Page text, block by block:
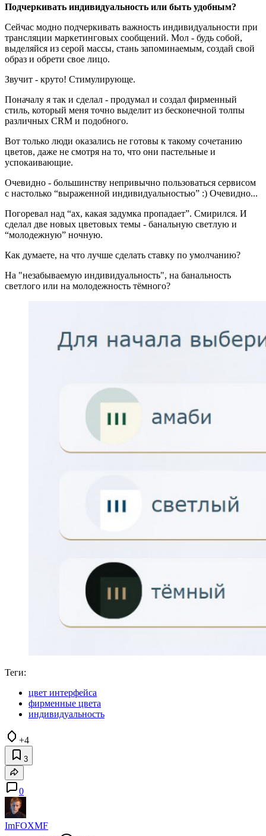
Подчеркивать индивидуальность или быть удобным?
Сейчас модно подчеркивать важность индивидуальности при
трансляции маркетинговых сообщений. Мол - будь собой,
выделяйся из серой массы, стань запоминаемым, создай свой
образ и обрети свое лицо.
Звучит - круто! Стимулирующе.
Поначалу я так и сделал - продумал и создал фирменный
стиль, который меня точно выделит из бесконечной толпы
различных CRM и подобного.
Вот только люди оказались не готовы к такому сочетанию
цветов, даже не смотря на то, что они пастельные и
успокаивающие.
Очевидно - большинству непривычно пользоваться сервисом
с настолько “выраженной индивидуальностью” :) Очевидно...
Погоревал над “ах, какая задумка пропадает”. Смирился. И
сделал две новых цветовых темы - банальную светлую и
“молодежную” ночную.
Как думаете, на что лучше сделать ставку по умолчанию?
На "незабываемую индивидуальность", на банальность
светлого или на молодежность тёмного?
Теги:
цвет интерфейса
фирменные цвета
индивидуальность
+4
3
0
ImFOXMF